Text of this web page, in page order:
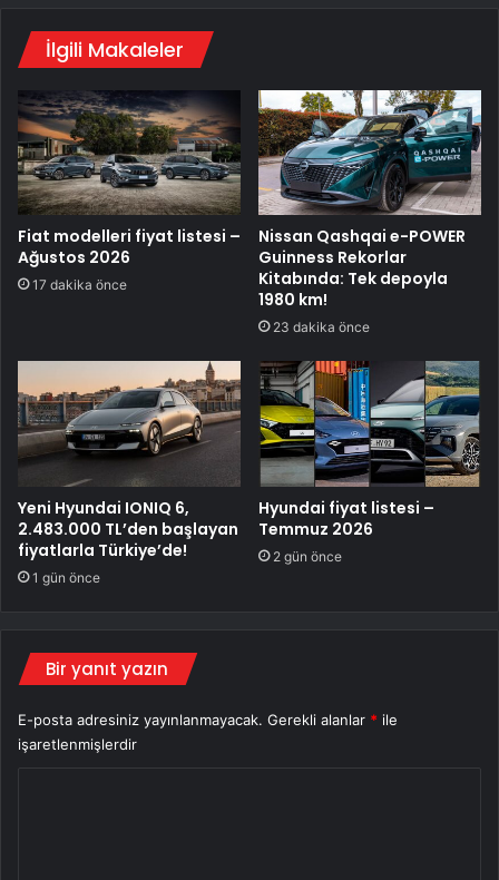
İlgili Makaleler
Fiat modelleri fiyat listesi –
Ağustos 2026
17 dakika önce
Nissan Qashqai e-POWER
Guinness Rekorlar
Kitabında: Tek depoyla
1980 km!
23 dakika önce
Yeni Hyundai IONIQ 6,
2.483.000 TL’den başlayan
fiyatlarla Türkiye’de!
1 gün önce
Hyundai fiyat listesi –
Temmuz 2026
2 gün önce
Bir yanıt yazın
E-posta adresiniz yayınlanmayacak. Gerekli alanlar * ile
işaretlenmişlerdir